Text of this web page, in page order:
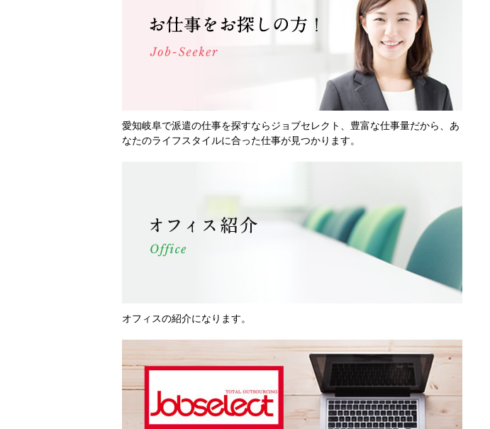
愛知岐阜で派遣の仕事を探すならジョブセレクト、豊富な仕事量だから、あ
なたのライフスタイルに合った仕事が見つかります。
オフィスの紹介になります。